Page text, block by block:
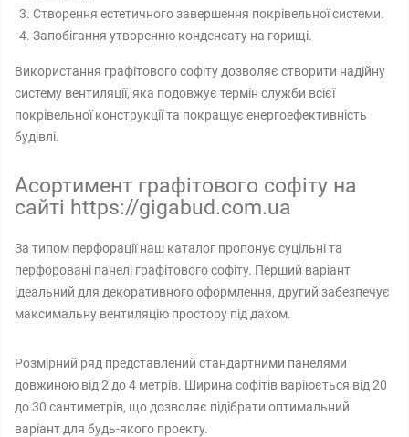
Створення естетичного завершення покрівельної системи.
Запобігання утворенню конденсату на горищі.
Використання графітового софіту дозволяє створити надійну
систему вентиляції, яка подовжує термін служби всієї
покрівельної конструкції та покращує енергоефективність
будівлі.
Асортимент графітового софіту на
сайті https://gigabud.com.ua
За типом перфорації наш каталог пропонує суцільні та
перфоровані панелі графітового софіту. Перший варіант
ідеальний для декоративного оформлення, другий забезпечує
максимальну вентиляцію простору під дахом.
Розмірний ряд представлений стандартними панелями
довжиною від 2 до 4 метрів. Ширина софітів варіюється від 20
до 30 сантиметрів, що дозволяє підібрати оптимальний
варіант для будь-якого проекту.